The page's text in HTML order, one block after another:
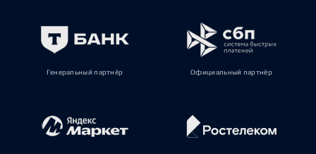
Генеральный партнёр Официальный партнёр